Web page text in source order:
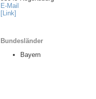
E-Mail
[Link]
Bundesländer
Bayern